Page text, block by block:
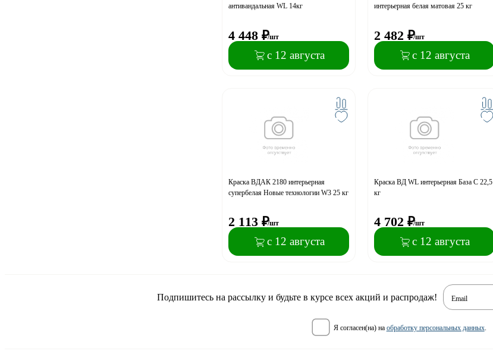
антивандальная WL 14кг
4 448 ₽/шт
с 12 августа
интерьерная белая матовая 25 кг
2 482 ₽/шт
с 12 августа
Краска ВДАК 2180 интерьерная
супербелая Новые технологии W3 25 кг
2 113 ₽/шт
с 12 августа
Краска ВД WL интерьерная База С 22,5
кг
4 702 ₽/шт
с 12 августа
Подпишитесь на рассылку и будьте в курсе всех акций и распродаж! Email
я согласен(на) на обработку персональных данных.